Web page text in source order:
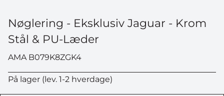
Nøglering - Eksklusiv Jaguar - Krom
Stål & PU-Læder
AMA B079K8ZGK4
På lager (lev. 1-2 hverdage)